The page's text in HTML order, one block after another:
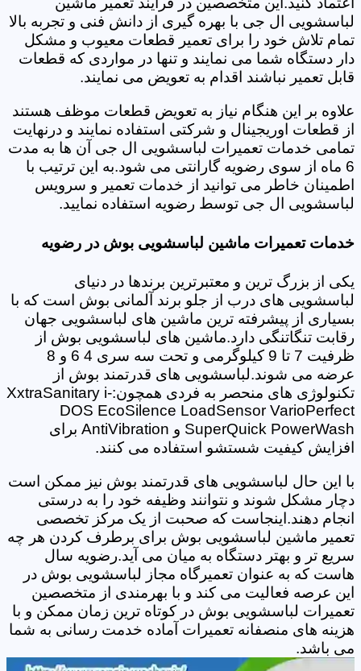
لباسشویی ال جی با بهره گیری از دانش فنی و تجربه بالا
تمام تلاش خود را برای تعمیر قطعات معیوب و مشکل
دار دستگاه شما می نمایند و تنها در مواردی که قطعات
قابل تعمیر نباشند اقدام به تعویض می نمایند.
علاوه بر این هنگام نیاز به تعویض قطعات موظف هستند
از قطعات اوریجینال و شرکتی استفاده نمایند و درنهایت
تمامی خدمات تعمیرات لباسشویی ال جی آن ها به مدت
6 ماه از سوی رضویه گارانتی می شود.به این ترتیب با
اطمینان خاطر می توانید از خدمات تعمیر و سرویس
لباسشویی ال جی توسط رضویه استفاده نمایید.
خدمات تعمیرات ماشین لباسشویی بوش در رضویه
یکی از بزرگ ترین و معتبرترین برندها در دنیای
لباسشویی های درب از جلو برند آلمانی بوش است که با
بسیاری از پیشرفته ترین ماشین های لباسشویی جهان
رقابت تنگاتنگی دارد.ماشین های لباسشویی بوش از
ظرفیت 7 تا 9 کیلوگرمی و تحت سه سری 4 6 و 8
عرضه می شوند.لباسشویی های قدرتمند بوش از
تکنولوژی های منحصر به فردی همچون:XxtraSanitary i-
DOS EcoSilence LoadSensor VarioPerfect
SuperQuick PowerWash و AntiVibration برای
افزایش کیفیت شستشو استفاده می کنند.
با این حال لباسشویی های قدرتمند بوش نیز ممکن است
دچار مشکل شوند و نتوانند وظیفه خود را به درستی
انجام دهند.اینجاست که صحبت از یک مرکز تخصصی
تعمیر ماشین لباسشویی بوش برای برطرف کردن هر چه
سریع تر و بهتر دستگاه به میان می آید.رضویه سال
هاست که به عنوان تعمیرگاه مجاز لباسشویی بوش در
این عرصه فعالیت می کند و با بهرمندی از متخصصین
تعمیرات لباسشویی بوش در کوتاه ترین زمان ممکن و با
هزینه های منصفانه تعمیرات آماده خدمت رسانی به شما
می باشد.